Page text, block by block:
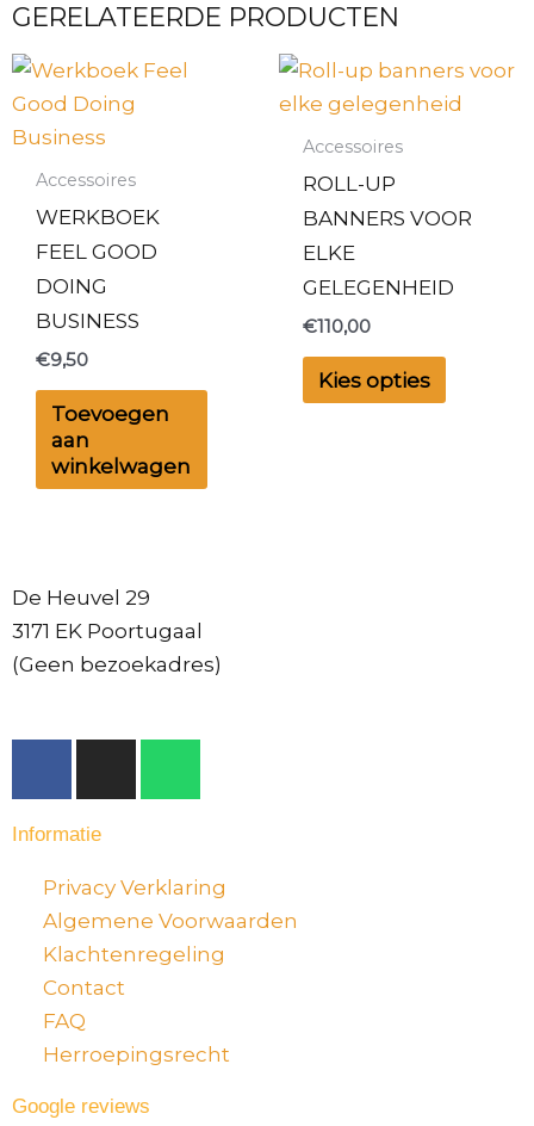
GERELATEERDE PRODUCTEN
Accessoires
WERKBOEK
FEEL GOOD
DOING
BUSINESS
€9,50
Toevoegen
aan
winkelwagen
Accessoires
ROLL-UP
BANNERS VOOR
ELKE
GELEGENHEID
€110,00
Kies opties
De Heuvel 29
3171 EK Poortugaal
(Geen bezoekadres)
e
b
o
o
k
-
f
a
g
r
a
m
s
a
p
p
Informatie
Privacy Verklaring
Algemene Voorwaarden
Klachtenregeling
Contact
FAQ
Herroepingsrecht
Google reviews